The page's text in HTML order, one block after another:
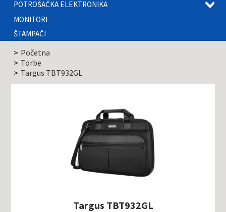
POTROŠAČKA ELEKTRONIKA
MONITORI
ŠTAMPAČI
Početna
Torbe
Targus TBT932GL
Targus TBT932GL